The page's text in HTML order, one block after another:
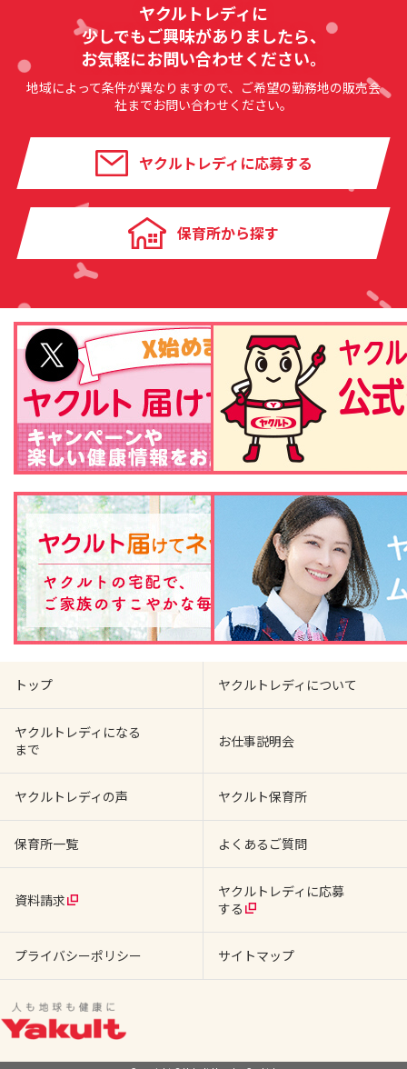
ヤクルトレディに
少しでもご興味がありましたら、
お気軽にお問い合わせください。
地域によって条件が異なりますので、ご希望の勤務地の販売会
社までお問い合わせください。
ヤクルトレディに応募する
保育所から探す
トップ ヤクルトレディについて
ヤクルトレディになる
まで
お仕事説明会
ヤクルトレディの声 ヤクルト保育所
保育所一覧 よくあるご質問
資料請求
ヤクルトレディに応募
する
プライバシーポリシー サイトマップ